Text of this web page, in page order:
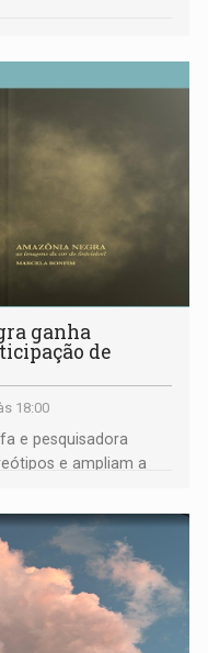
ganha
de
18:00
e pesquisadora
e ampliam a